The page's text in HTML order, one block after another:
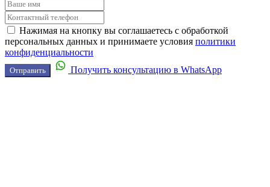
Нажимая на кнопку вы соглашаетесь с обработкой
персональных данных и принимаете условия политики
конфиденциальности
Отправить Получить консультацию в WhatsApp